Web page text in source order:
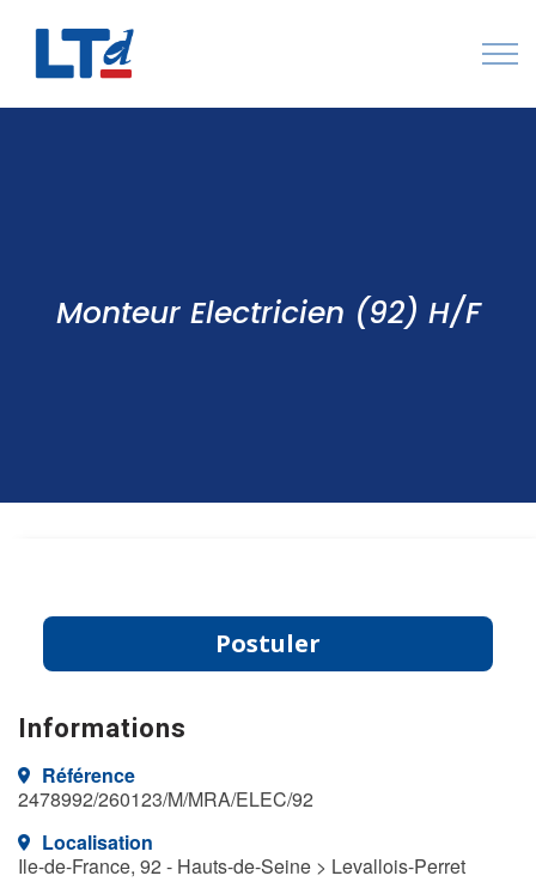
Contactez-nous
Monteur Electricien (92) H/F
Postuler
Informations
Référence
2478992/260123/M/MRA/ELEC/92
Localisation
Ile-de-France, 92 - Hauts-de-Seine > Levallois-Perret